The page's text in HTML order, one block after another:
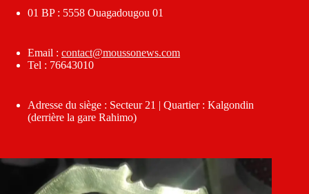
01 BP : 5558 Ouagadougou 01
Email : contact@moussonews.com
Tel : 76643010
Adresse du siège : Secteur 21 | Quartier : Kalgondin
(derrière la gare Rahimo)